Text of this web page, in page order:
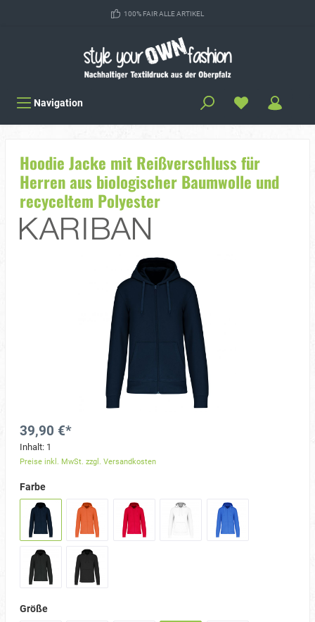
100% FAIR ALLE ARTIKEL
Navigation
Hoodie Jacke mit Reißverschluss für
Herren aus biologischer Baumwolle und
recyceltem Polyester
39,90 €*
Inhalt: 1
Preise inkl. MwSt. zzgl. Versandkosten
Farbe
Größe